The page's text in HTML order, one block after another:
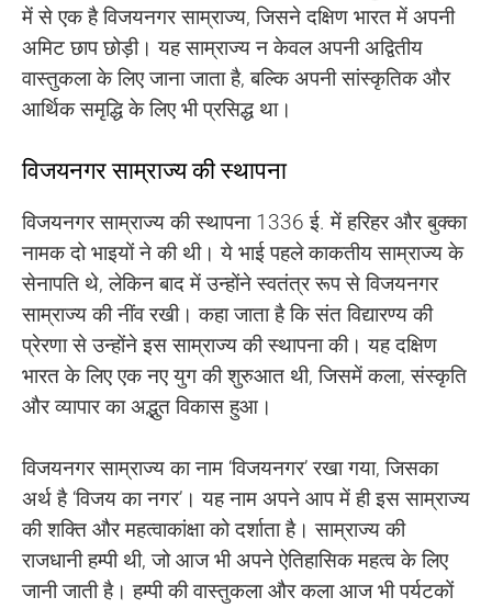
में से एक है विजयनगर साम्राज्य, जिसने दक्षिण भारत में अपनी
अमिट छाप छोड़ी। यह साम्राज्य न केवल अपनी अद्वितीय
वास्तुकला के लिए जाना जाता है, बल्कि अपनी सांस्कृतिक और
आर्थिक समृद्धि के लिए भी प्रसिद्ध था।
विजयनगर साम्राज्य की स्थापना
विजयनगर साम्राज्य की स्थापना 1336 ई. में हरिहर और बुक्का
नामक दो भाइयों ने की थी। ये भाई पहले काकतीय साम्राज्य के
सेनापति थे, लेकिन बाद में उन्होंने स्वतंत्र रूप से विजयनगर
साम्राज्य की नींव रखी। कहा जाता है कि संत विद्यारण्य की
प्रेरणा से उन्होंने इस साम्राज्य की स्थापना की। यह दक्षिण
भारत के लिए एक नए युग की शुरुआत थी, जिसमें कला, संस्कृति
और व्यापार का अद्भुत विकास हुआ।
विजयनगर साम्राज्य का नाम ‘विजयनगर’ रखा गया, जिसका
अर्थ है ‘विजय का नगर’। यह नाम अपने आप में ही इस साम्राज्य
की शक्ति और महत्वाकांक्षा को दर्शाता है। साम्राज्य की
राजधानी हम्पी थी, जो आज भी अपने ऐतिहासिक महत्व के लिए
जानी जाती है। हम्पी की वास्तुकला और कला आज भी पर्यटकों